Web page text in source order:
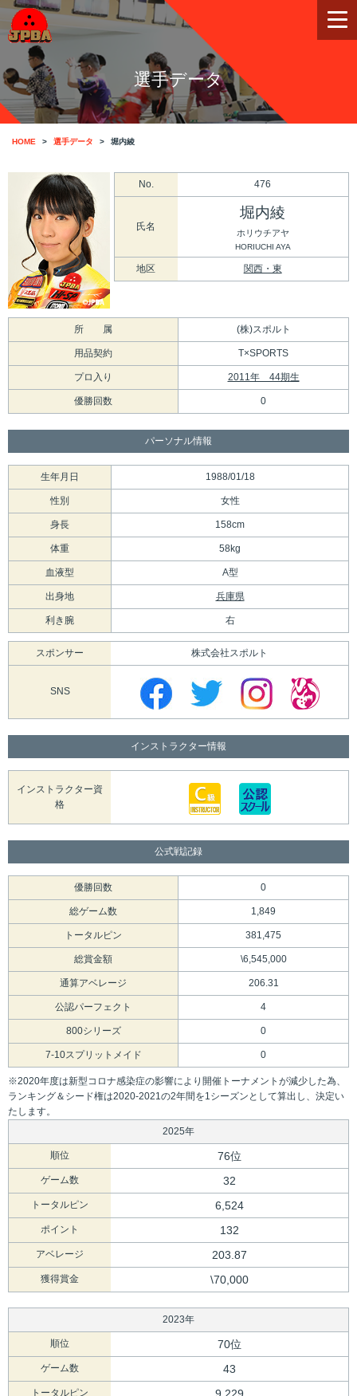
選手データ
HOME 選手データ 堀内綾
No. 476
氏名
堀内綾
ホリウチアヤ
HORIUCHI AYA
地区 関西・東
所 属 (株)スポルト
用品契約 T×SPORTS
プロ入り 2011年 44期生
優勝回数 0
パーソナル情報
生年月日 1988/01/18
性別 女性
身長 158cm
体重 58kg
血液型 A型
出身地 兵庫県
利き腕 右
スポンサー 株式会社スポルト
SNS
インストラクター情報
インストラクター資
格
公式戦記録
優勝回数 0
総ゲーム数 1,849
トータルピン 381,475
総賞金額 \6,545,000
通算アベレージ 206.31
公認パーフェクト 4
800シリーズ 0
7-10スプリットメイド 0
※2020年度は新型コロナ感染症の影響により開催トーナメントが減少した為、
ランキング＆シード権は2020-2021の2年間を1シーズンとして算出し、決定い
たします。
2025年
順位 76位
ゲーム数 32
トータルピン 6,524
ポイント 132
アベレージ 203.87
獲得賞金 \70,000
2023年
順位 70位
ゲーム数 43
トータルピン